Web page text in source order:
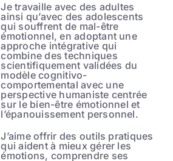
Je travaille avec des adultes
ainsi qu’avec des adolescents
qui souffrent de mal-être
émotionnel, en adoptant une
approche intégrative qui
combine des techniques
scientifiquement validées du
modèle cognitivo-
comportemental avec une
perspective humaniste centrée
sur le bien-être émotionnel et
l’épanouissement personnel.
J’aime offrir des outils pratiques
qui aident à mieux gérer les
émotions, comprendre ses